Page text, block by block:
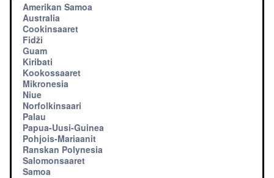
Amerikan Samoa
Australia
Cookinsaaret
Fidži
Guam
Kiribati
Kookossaaret
Mikronesia
Niue
Norfolkinsaari
Palau
Papua-Uusi-Guinea
Pohjois-Mariaanit
Ranskan Polynesia
Salomonsaaret
Samoa